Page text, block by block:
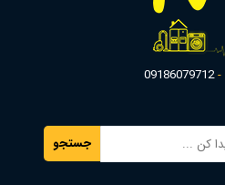
09186079712
جستجو